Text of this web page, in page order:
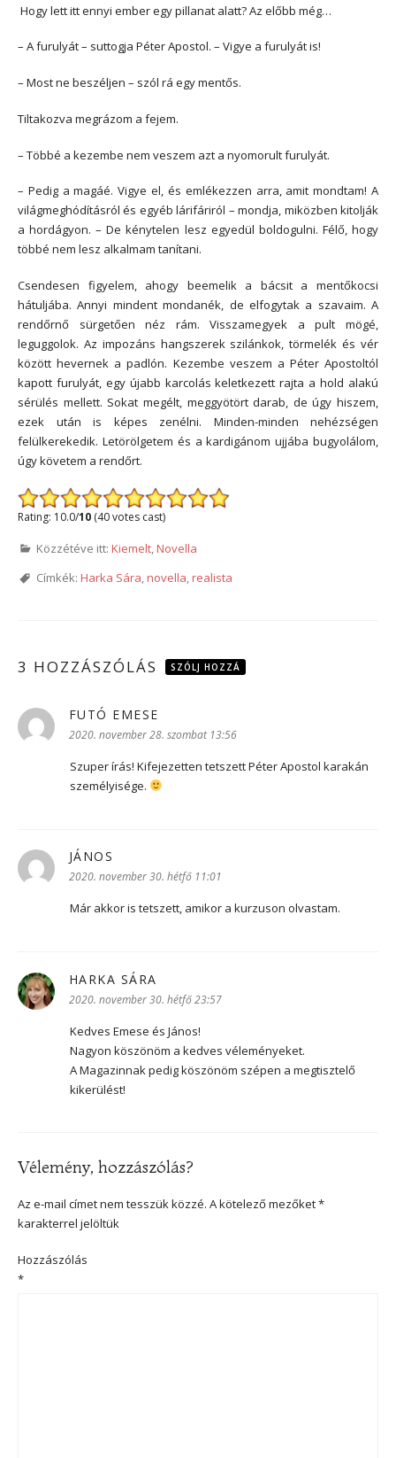
Hogy lett itt ennyi ember egy pillanat alatt? Az előbb még…
– A furulyát – suttogja Péter Apostol. – Vigye a furulyát is!
– Most ne beszéljen – szól rá egy mentős.
Tiltakozva megrázom a fejem.
– Többé a kezembe nem veszem azt a nyomorult furulyát.
– Pedig a magáé. Vigye el, és emlékezzen arra, amit mondtam! A
világmeghódításról és egyéb lárifáriról – mondja, miközben kitolják
a hordágyon. – De kénytelen lesz egyedül boldogulni. Félő, hogy
többé nem lesz alkalmam tanítani.
Csendesen figyelem, ahogy beemelik a bácsit a mentőkocsi
hátuljába. Annyi mindent mondanék, de elfogytak a szavaim. A
rendőrnő sürgetően néz rám. Visszamegyek a pult mögé,
leguggolok. Az impozáns hangszerek szilánkok, törmelék és vér
között hevernek a padlón. Kezembe veszem a Péter Apostoltól
kapott furulyát, egy újabb karcolás keletkezett rajta a hold alakú
sérülés mellett. Sokat megélt, meggyötört darab, de úgy hiszem,
ezek után is képes zenélni. Minden-minden nehézségen
felülkerekedik. Letörölgetem és a kardigánom ujjába bugyolálom,
úgy követem a rendőrt.
Rating: 10.0/10 (40 votes cast)
Közzétéve itt: Kiemelt,Novella
Címkék: Harka Sára,novella,realista
3 HOZZÁSZÓLÁS SZÓLJ HOZZÁ
FUTÓ EMESE
2020. november 28. szombat 13:56
Szuper írás! Kifejezetten tetszett Péter Apostol karakán
személyisége.
JÁNOS
2020. november 30. hétfő 11:01
Már akkor is tetszett, amikor a kurzuson olvastam.
HARKA SÁRA
2020. november 30. hétfő 23:57
Kedves Emese és János!
Nagyon köszönöm a kedves véleményeket.
A Magazinnak pedig köszönöm szépen a megtisztelő
kikerülést!
Vélemény, hozzászólás?
Az e-mail címet nem tesszük közzé. A kötelező mezőket*
karakterrel jelöltük
Hozzászólás
*